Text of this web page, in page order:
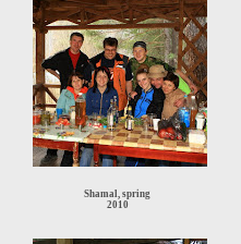
Shamal, spring
2010